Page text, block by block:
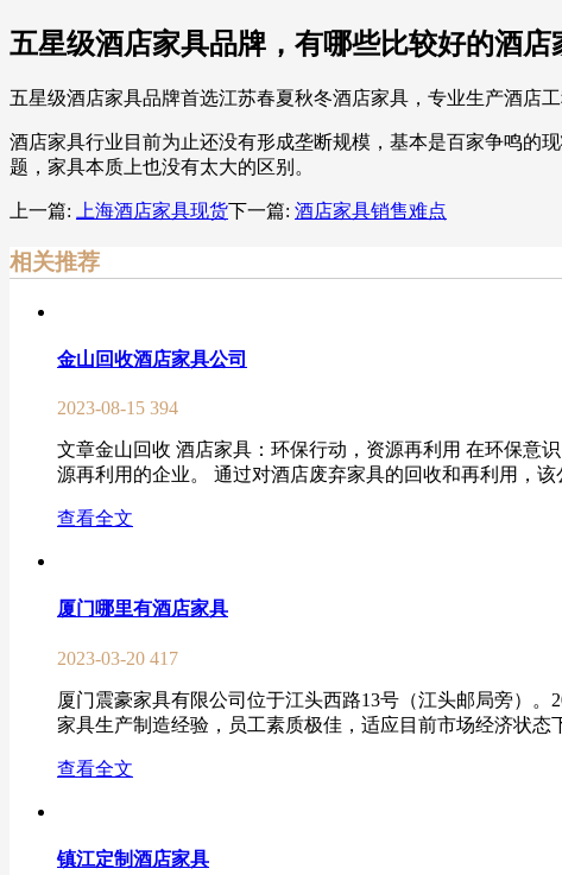
五星级酒店家具品牌，有哪些比较好的酒店
五星级酒店家具品牌首选江苏春夏秋冬酒店家具，专业生产酒店工
酒店家具行业目前为止还没有形成垄断规模，基本是百家争鸣的
题，家具本质上也没有太大的区别。
上一篇: 上海酒店家具现货下一篇: 酒店家具销售难点
相关推荐
金山回收酒店家具公司
2023-08-15 394
文章金山回收 酒店家具：环保行动，资源再利用 在环保意
源再利用的企业。 通过对酒店废弃家具的回收和再利用，
查看全文
厦门哪里有酒店家具
2023-03-20 417
厦门震豪家具有限公司位于江头西路13号（江头邮局旁）
家具生产制造经验，员工素质极佳，适应目前市场经济状态
查看全文
镇江定制酒店家具